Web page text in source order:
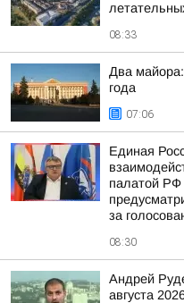
08:33
Два майора:
года
07:06
Единая
палатой РФ
за
08:30
Андрей
августа